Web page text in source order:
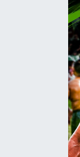
Politika
Resmi
Turizm